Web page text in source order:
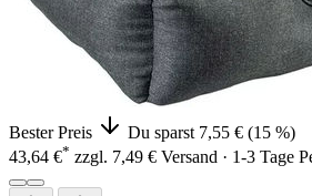
Bester Preis
Du sparst 7,55 € (15 %)
43,64 €* zzgl. 7,49 € Versand · 1-3 Tage